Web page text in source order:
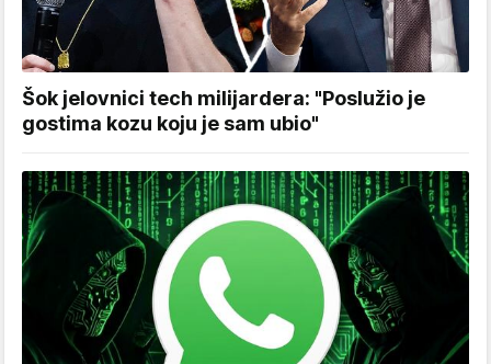
Šok jelovnici tech milijardera: "Poslužio je
gostima kozu koju je sam ubio"